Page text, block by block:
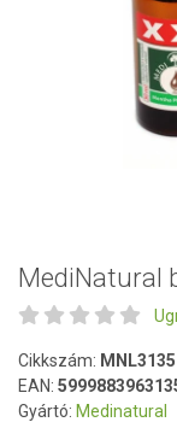
MediNatural
Cikkszám: MNL3135
EAN:
Gyártó: Medinatural